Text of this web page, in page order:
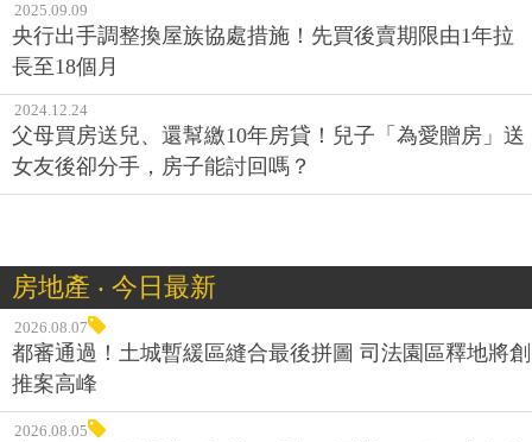
2025.09.09
央行出手調整換屋族協處措施！先買後賣期限由1年拉
長至18個月
2024.12.24
父母買房送兒、還幫繳10年房貸！兒子「為愛贈房」送
女友後卻分手，房子能討回嗎？
房地產 ‧ 今日最新
2026.08.07
都審通過！土城暫緩區縫合最後拼圖 司法園區釋地將創
推案高峰
2026.08.05